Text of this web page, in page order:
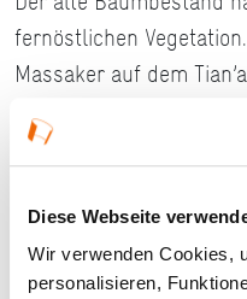
Diese Webseite
Wir verwenden Cookies,
personalisieren,
fernöstlichen
Massaker auf dem
„Garten des
Öffnungszeiten
Mo−Fr7 Uhr bis
Sa−So10 Uhr bis